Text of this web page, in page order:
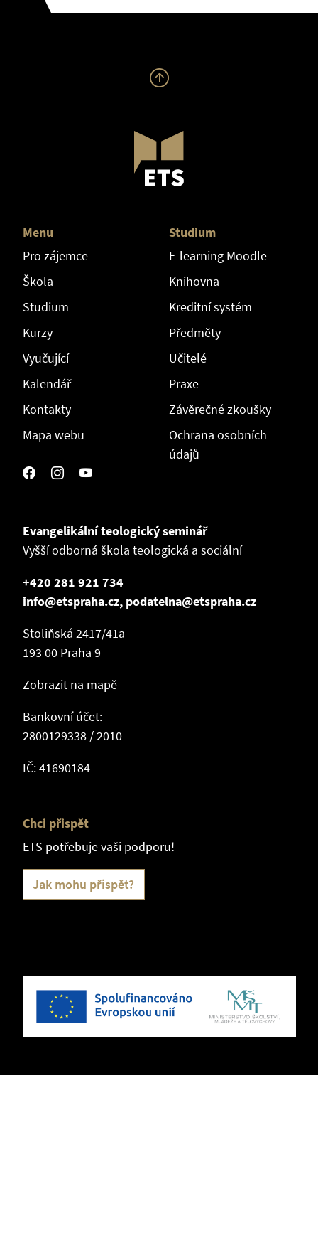
Menu
Pro zájemce
Škola
Studium
Kurzy
Vyučující
Kalendář
Kontakty
Mapa webu
Studium
E-learning Moodle
Knihovna
Kreditní systém
Předměty
Učitelé
Praxe
Závěrečné zkoušky
Ochrana osobních
údajů
Evangelikální teologický seminář
Vyšší odborná škola teologická a sociální
+420 281 921 734
info@etspraha.cz, podatelna@etspraha.cz
Stoliňská 2417/41a
193 00 Praha 9
Zobrazit na mapě
Bankovní účet:
2800129338 / 2010
IČ: 41690184
Chci přispět
ETS potřebuje vaši podporu!
Jak mohu přispět?